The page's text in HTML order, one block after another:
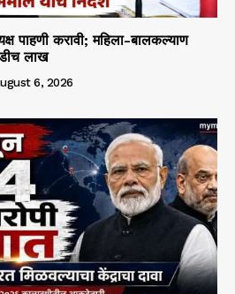
पाहणी करावी; महिला-बालकल्याण
लाख
6, 2026